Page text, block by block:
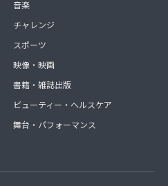
音楽
チャレンジ
スポーツ
映像・映画
書籍・雑誌出版
ビューティー・ヘルスケア
舞台・パフォーマンス